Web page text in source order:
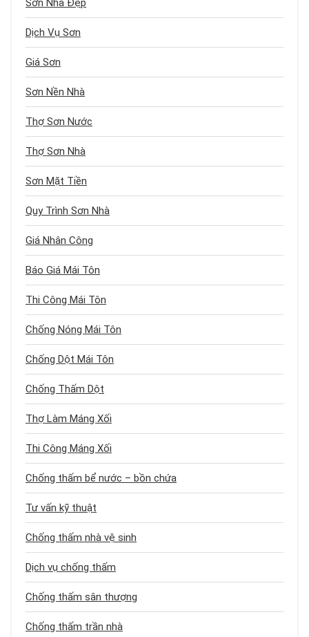
Sơn Nhà Đẹp
Dịch Vụ Sơn
Giá Sơn
Sơn Nền Nhà
Thợ Sơn Nước
Thợ Sơn Nhà
Sơn Mặt Tiền
Quy Trình Sơn Nhà
Giá Nhân Công
Báo Giá Mái Tôn
Thi Công Mái Tôn
Chống Nóng Mái Tôn
Chống Dột Mái Tôn
Chống Thấm Dột
Thợ Làm Máng Xối
Thi Công Máng Xối
Chống thấm bể nước – bồn chứa
Tư vấn kỹ thuật
Chống thấm nhà vệ sinh
Dịch vụ chống thấm
Chống thấm sân thượng
Chống thấm trần nhà